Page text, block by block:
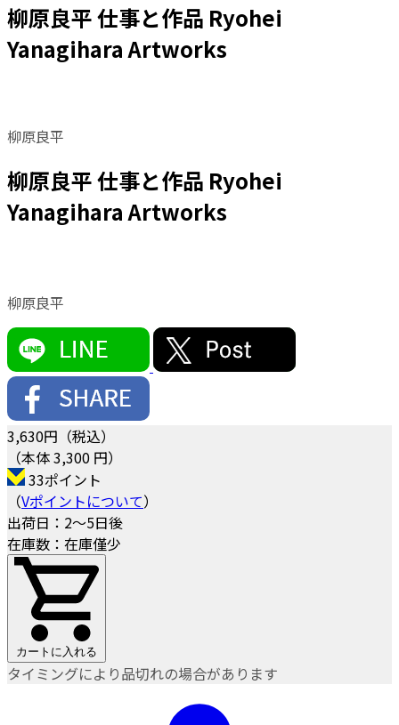
柳原良平 仕事と作品 Ryohei
Yanagihara Artworks
柳原良平
柳原良平 仕事と作品 Ryohei
Yanagihara Artworks
柳原良平
3,630円（税込）
（本体 3,300 円）
33ポイント
（Vポイントについて）
出荷日：2～5日後
在庫数：在庫僅少
カートに入れる
タイミングにより品切れの場合があります